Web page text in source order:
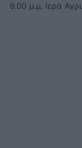
9.00 μ.μ. Ιερά